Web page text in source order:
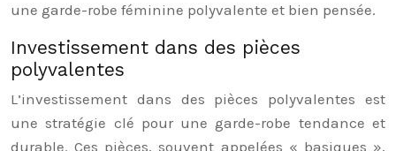
une garde-robe féminine polyvalente et bien pensée.
Investissement dans des pièces
polyvalentes
L’investissement dans des pièces polyvalentes est
une stratégie clé pour une garde-robe tendance et
durable. Ces pièces, souvent appelées « basiques »,